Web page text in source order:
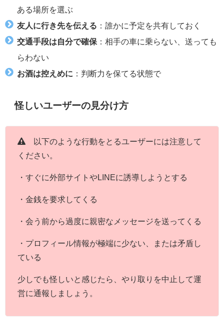
ある場所を選ぶ
友人に行き先を伝える ：誰かに予定を共有しておく
交通手段は自分で確保 ：相手の車に乗らない、送っても
らわない
お酒は控えめに ：判断力を保てる状態で
怪しいユーザーの見分け方
以下のような行動をとるユーザーには注意して
ください。
・すぐに外部サイトやLINEに誘導しようとする
・金銭を要求してくる
・会う前から過度に親密なメッセージを送ってくる
・プロフィール情報が極端に少ない、または矛盾し
ている
少しでも怪しいと感じたら、やり取りを中止して運
営に通報しましょう。